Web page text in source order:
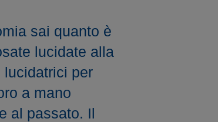
sai quanto è
lucidate alla
lucidatrici per
a mano
al passato. Il